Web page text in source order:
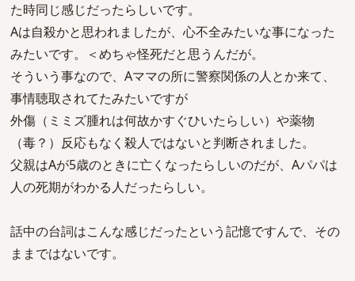
た時同じ感じだったらしいです。
Aは自殺かと思われましたが、心不全みたいな事になった
みたいです。＜めちゃ怪死だと思うんだが。
そういう事なので、Aママの所に警察関係の人とか来て、
事情聴取されてたみたいですが
外傷（ミミズ腫れは何故かすぐひいたらしい）や薬物
（毒？）反応もなく殺人ではないと判断されました。
父親はAが5歳のときに亡くなったらしいのだが、Aパパは
人の死期がわかる人だったらしい。
話中の台詞はこんな感じだったという記憶ですんで、その
ままではないです。